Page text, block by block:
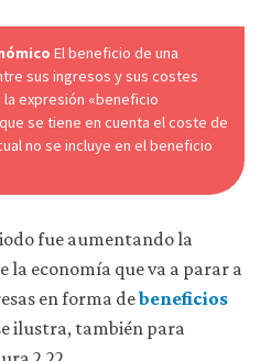
El beneficio de una
sus ingresos y sus costes
expresión «beneficio
se tiene en cuenta el coste de
no se incluye en el beneficio
fue aumentando la
la economía que va a parar a
en forma debeneficios
ilustra, también para